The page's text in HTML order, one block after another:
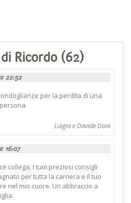
Ricordo (62)
22:52
per la perdita di una
Luigia e Davide Doni
16:07
collega, I tuoi preziosi consigli
per tutta la carriera e il tuo
nel mio cuore. Un abbraccio a